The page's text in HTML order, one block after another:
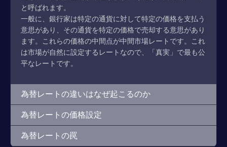
と呼ばれます。
一般に、銀行家は特定の通貨に対して特定の価格を支払う
意思があり、その通貨を特定の価格で売却する意思があり
ます。これらの価格の中間点が中間市場レートです。これ
は市場が自然に設定するレートなので、「真実」で最も公
平なレートです。
為替レートの違いはなぜ起こるのか
為替レートの価格設定
為替レートの罠